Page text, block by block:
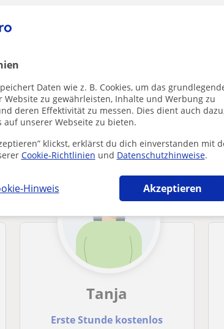
Daten wie z. B. Cookies, um das
Website zu gewährleisten, Inhalte und Werbung zu
deren Effektivität zu messen. Dies dient auch
auf unserer Webseite zu bieten.
klickst, erklärst du dich einverstanden mit
Cookie-Richtlinien und Datenschutzhinweise.
Hinweis Akzeptieren
lehrer in Aigen im Ennstal die
Tanja
Erste Stunde kostenlos